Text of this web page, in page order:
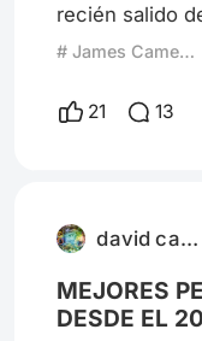
recién salido
otra vez
volcanes,
acción al once
juraría
# James Cameron
21 13
david casique
MEJORES
DESDE EL